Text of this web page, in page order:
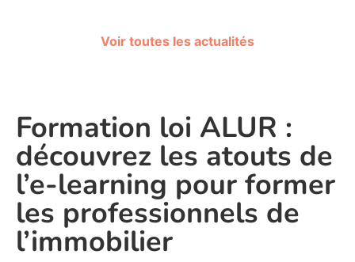
Voir toutes les actualités
Formation loi ALUR :
découvrez les atouts de
l’e-learning pour former
les professionnels de
l’immobilier